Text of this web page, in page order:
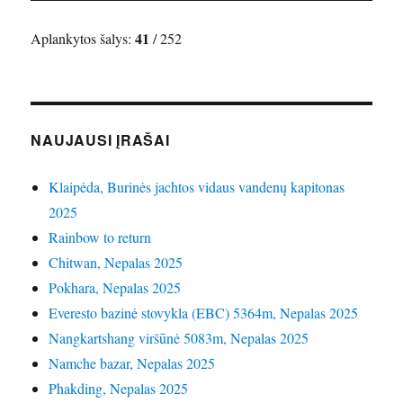
Aplankytos šalys:41 / 252
NAUJAUSI ĮRAŠAI
Klaipėda, Burinės jachtos vidaus vandenų kapitonas
2025
Rainbow to return
Chitwan, Nepalas 2025
Pokhara, Nepalas 2025
Everesto bazinė stovykla (EBC) 5364m, Nepalas 2025
Nangkartshang viršūnė 5083m, Nepalas 2025
Namche bazar, Nepalas 2025
Phakding, Nepalas 2025